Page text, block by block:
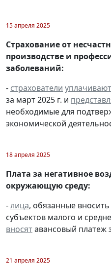
15 апреля 2025
Страхование от
производстве и
заболеваний:
- страхователи уплачивают
за март 2025 г. и
необходимые для
экономической
18 апреля 2025
Плата за негативное
окружающую среду:
-лица, обязанные
субъектов малого и
вносятавансовый платеж
21 апреля 2025